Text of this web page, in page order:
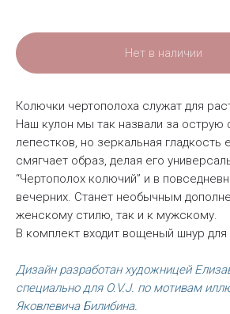
Нет в наличии
Колючки чертополоха служат для
Наш кулон мы так назвали за острую
лепестков, но зеркальная гладкость
смягчает образ, делая его
“Чертополох колючий” и в
вечерних. Станет необычным
женскому стилю, так и к мужскому.
В комплект входит вощеный шнур для
Дизайн разработан художницей
специально для O.V.J. по мотивам
Яковлевича Билибина.